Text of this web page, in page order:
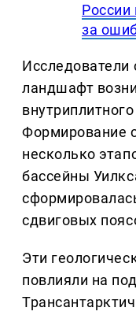
России
за
Исследователи
ландшафт
Формирование
несколько
бассейны
сдвиговых
Эти
повлияли на